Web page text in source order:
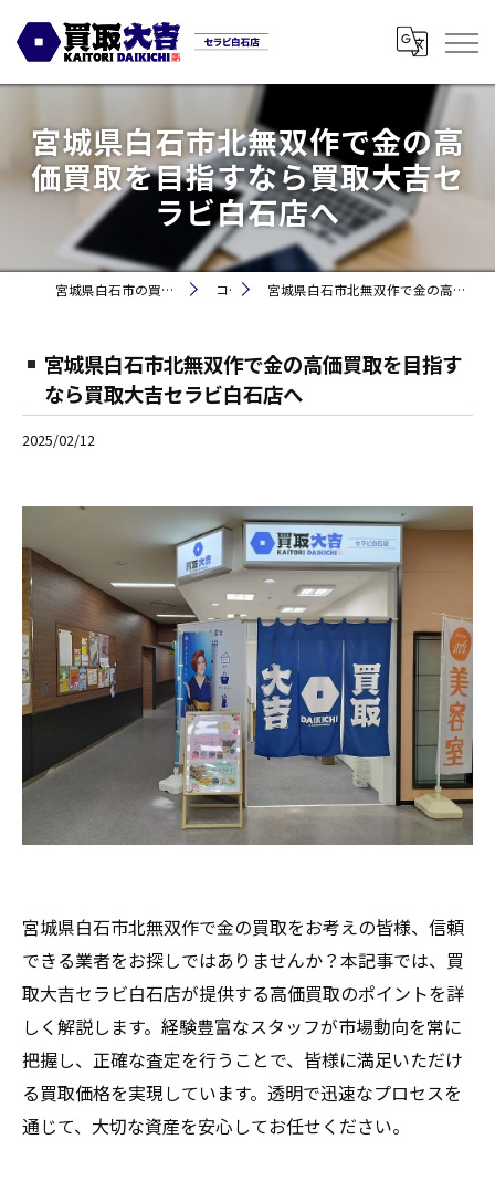
宮城県白石市北無双作で金の高
価買取を目指すなら買取大吉セ
ラビ白石店へ
宮城県白石市の買取なら買取大吉セラビ白石店 コラム 宮城県白石市北無双作で金の高価買取を目指すなら買取大吉セラビ白石店へ
宮城県白石市北無双作で金の高価買取を目指す
なら買取大吉セラビ白石店へ
2025/02/12
宮城県白石市北無双作で金の買取をお考えの皆様、信頼
できる業者をお探しではありませんか？本記事では、買
取大吉セラビ白石店が提供する高価買取のポイントを詳
しく解説します。経験豊富なスタッフが市場動向を常に
把握し、正確な査定を行うことで、皆様に満足いただけ
る買取価格を実現しています。透明で迅速なプロセスを
通じて、大切な資産を安心してお任せください。